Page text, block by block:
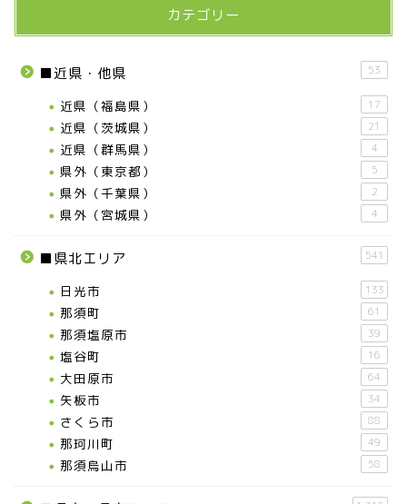
カテゴリー
■近県・他県 53
近県（福島県） 17
近県（茨城県） 21
近県（群馬県） 4
県外（東京都） 5
県外（千葉県） 2
県外（宮城県） 4
■県北エリア 541
日光市 133
那須町 61
那須塩原市 39
塩谷町 16
大田原市 64
矢板市 34
さくら市 88
那珂川町 49
那須烏山市 58